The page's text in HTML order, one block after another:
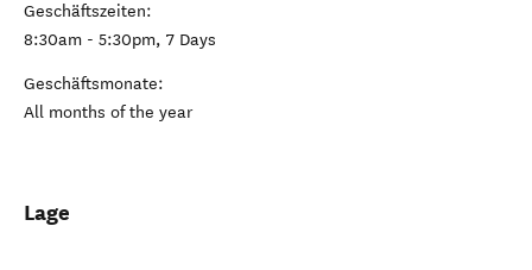
Geschäftszeiten:
8:30am - 5:30pm, 7 Days
Geschäftsmonate:
All months of the year
Lage